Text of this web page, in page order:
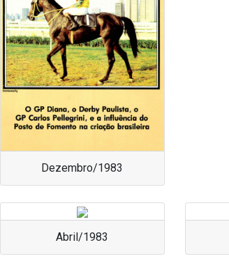
Dezembro/1983
Abril/1983